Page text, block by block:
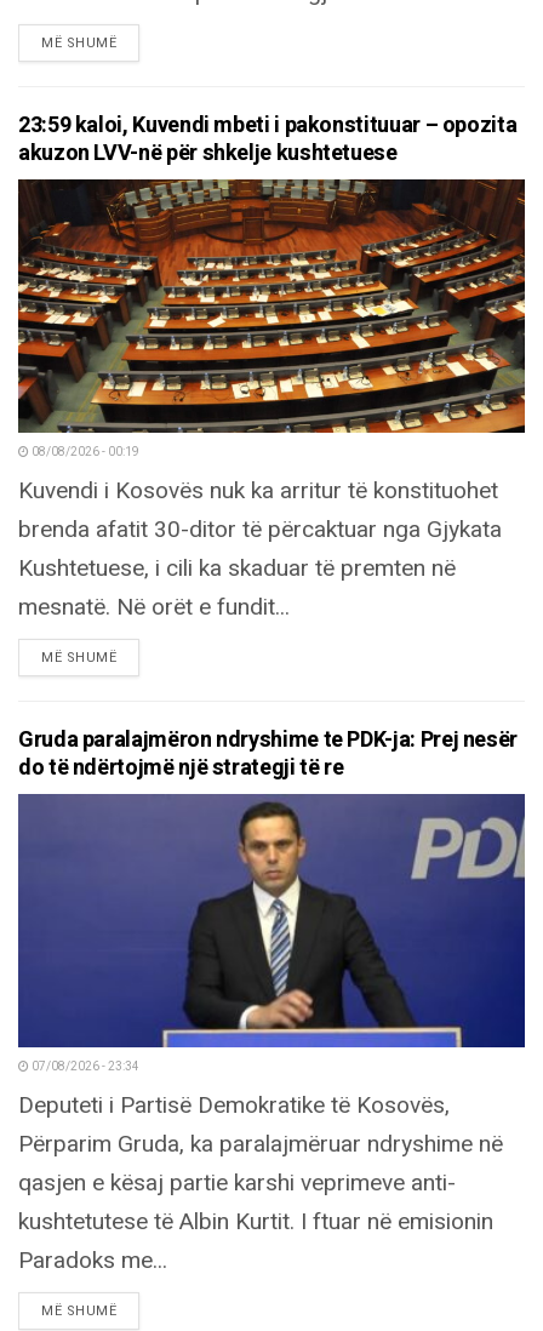
MË SHUMËDETAILS
23:59 kaloi, Kuvendi mbeti i pakonstituuar – opozita
akuzon LVV-në për shkelje kushtetuese
08/08/2026 - 00:19
Kuvendi i Kosovës nuk ka arritur të konstituohet
brenda afatit 30-ditor të përcaktuar nga Gjykata
Kushtetuese, i cili ka skaduar të premten në
mesnatë. Në orët e fundit...
MË SHUMËDETAILS
Gruda paralajmëron ndryshime te PDK-ja: Prej nesër
do të ndërtojmë një strategji të re
07/08/2026 - 23:34
Deputeti i Partisë Demokratike të Kosovës,
Përparim Gruda, ka paralajmëruar ndryshime në
qasjen e kësaj partie karshi veprimeve anti-
kushtetutese të Albin Kurtit. I ftuar në emisionin
Paradoks me...
MË SHUMËDETAILS